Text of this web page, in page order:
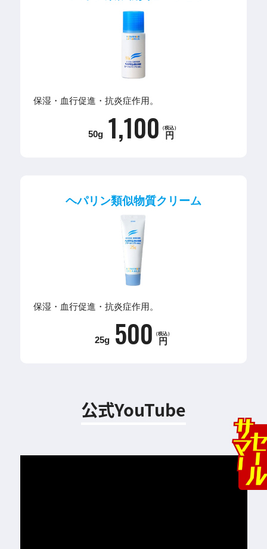
保湿・血行促進・抗炎症作用。
50g 1,100 （税込）
円
ヘパリン類似物質クリーム
保湿・血行促進・抗炎症作用。
25g 500 （税込）
円
公式YouTube